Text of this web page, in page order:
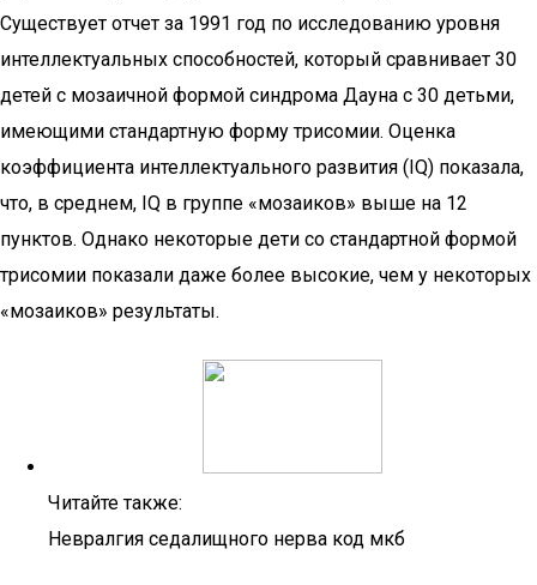
Существует отчет за 1991 год по исследованию уровня
интеллектуальных способностей, который сравнивает 30
детей с мозаичной формой синдрома Дауна с 30 детьми,
имеющими стандартную форму трисомии. Оценка
коэффициента интеллектуального развития (IQ) показала,
что, в среднем, IQ в группе «мозаиков» выше на 12
пунктов. Однако некоторые дети со стандартной формой
трисомии показали даже более высокие, чем у некоторых
«мозаиков» результаты.
Читайте также:
Невралгия седалищного нерва код мкб